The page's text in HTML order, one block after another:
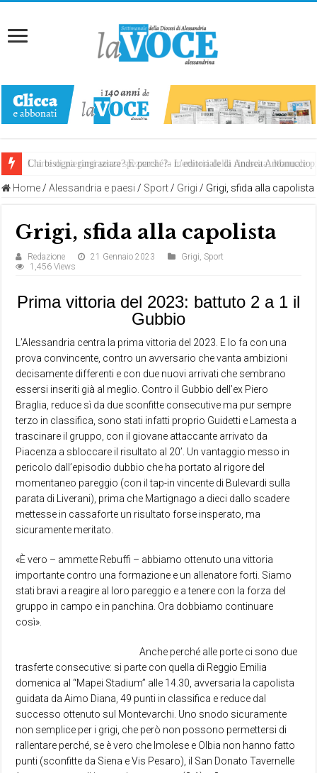
Chi bisogna ringraziare? E perché?- L’editoriale di Andrea Antonuccio
L’arte di piegarsi senza spezzarsi: la memoria della rinascita.
Home / Alessandria e paesi / Sport / Grigi / Grigi, sfida alla capolista
Grigi, sfida alla capolista
Redazione 21 Gennaio 2023 Grigi,Sport
1,456 Views
Prima vittoria del 2023: battuto 2 a 1 il
Gubbio
L’Alessandria centra la prima vittoria del 2023. E lo fa con una
prova convincente, contro un avversario che vanta ambizioni
decisamente differenti e con due nuovi arrivati che sembrano
essersi inseriti già al meglio. Contro il Gubbio dell’ex Piero
Braglia, reduce sì da due sconfitte consecutive ma pur sempre
terzo in classifica, sono stati infatti proprio Guidetti e Lamesta a
trascinare il gruppo, con il giovane attaccante arrivato da
Piacenza a sbloccare il risultato al 20’. Un vantaggio messo in
pericolo dall’episodio dubbio che ha portato al rigore del
momentaneo pareggio (con il tap-in vincente di Bulevardi sulla
parata di Liverani), prima che Martignago a dieci dallo scadere
mettesse in cassaforte un risultato forse insperato, ma
sicuramente meritato.
«È vero – ammette Rebuffi – abbiamo ottenuto una vittoria
importante contro una formazione e un allenatore forti. Siamo
stati bravi a reagire al loro pareggio e a tenere con la forza del
gruppo in campo e in panchina. Ora dobbiamo continuare
così».
Anche perché alle porte ci sono due
trasferte consecutive: si parte con quella di Reggio Emilia
domenica al “Mapei Stadium” alle 14.30, avversaria la capolista
guidata da Aimo Diana, 49 punti in classifica e reduce dal
successo ottenuto sul Montevarchi. Uno snodo sicuramente
non semplice per i grigi, che però non possono permettersi di
rallentare perché, se è vero che Imolese e Olbia non hanno fatto
punti (sconfitte da Siena e Vis Pesaro), il San Donato Tavernelle